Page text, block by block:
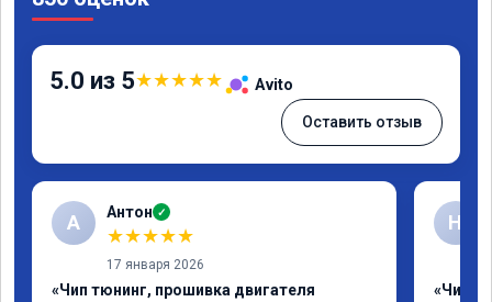
5.0 из 5★★★★★ Avito
Оставить отзыв
А Антон ✓
★★★★★
17 января 2026
«Чип тюнинг, прошивка двигателя
Н
«Чип